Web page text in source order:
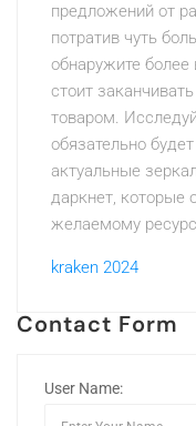
предложений от
потратив чуть
обнаружите
стоит
товаром.
обязательно
актуальные
даркнет, которые
желаемому
kraken 2024
Contact Form
User Name: